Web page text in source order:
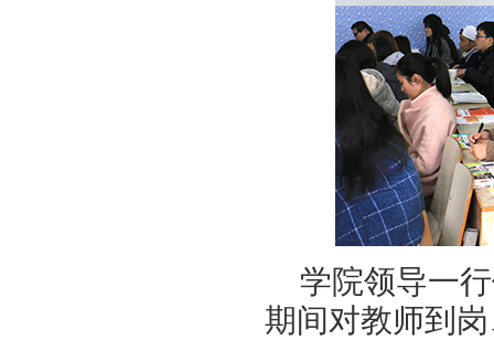
学院领导一
期间对教师到